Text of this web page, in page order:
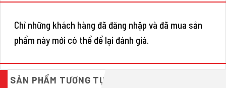
Chỉ những khách hàng đã đăng nhập và đã mua sản
phẩm này mới có thể để lại đánh giá.
SẢN PHẨM TƯƠNG TỰ